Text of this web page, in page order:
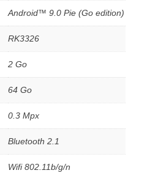
Android™ 9.0 Pie (Go edition)
RK3326
2 Go
64 Go
0.3 Mpx
Bluetooth 2.1
Wifi 802.11b/g/n